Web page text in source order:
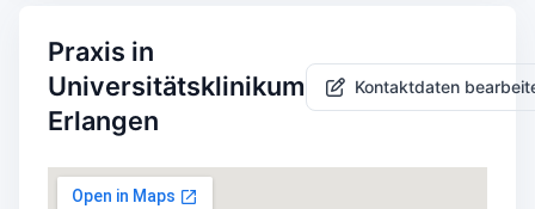
Praxis in
Universitätsklinikum
Erlangen
Kontaktdaten